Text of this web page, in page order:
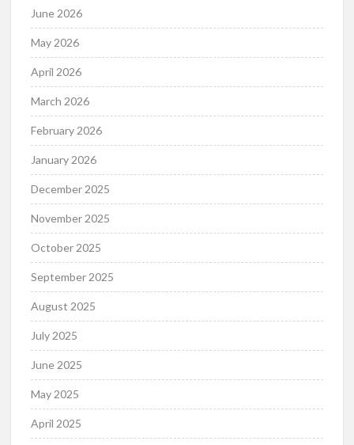
June 2026
May 2026
April 2026
March 2026
February 2026
January 2026
December 2025
November 2025
October 2025
September 2025
August 2025
July 2025
June 2025
May 2025
April 2025